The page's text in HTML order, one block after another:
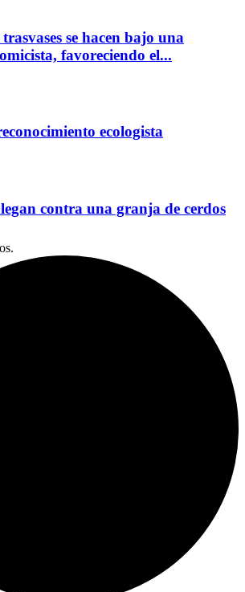
se hacen bajo una
favoreciendo el...
ecologista
contra una granja de cerdos